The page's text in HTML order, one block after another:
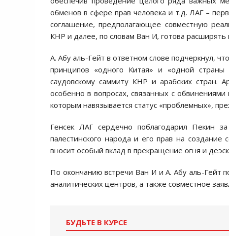
обменов в сфере прав человека и т.д. ЛАГ –
соглашение, предполагающее совместную
КНР и далее, по словам Ван И, готова расширять
А. Абу аль-Гейт в ответном слове подчеркнул,
принципов «одного Китая» и «одной
саудовскому саммиту КНР и арабских стран.
особенно в вопросах, связанных с
которым навязывается статус «проблемных»,
Генсек ЛАГ сердечно поблагодарил Пекин
палестинского народа и его прав на создание
вносит особый вклад в прекращение огня и
По окончанию встречи Ван И и А. Абу аль-Гейт
аналитических центров, а также совместное
БУДЬТЕ В КУРСЕ